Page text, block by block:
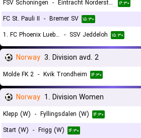
FSV Schoningen - Eintracht Norderstedt ۱۶:۳۰
FC St. Pauli II - Bremer SV ۱۵:۳۰
1. FC Phoenix Luebeck - SSV Jeddeloh ۱۵:۳۰
Norway 3. Division avd. 2
Molde FK 2 - Kvik Trondheim ۱۴:۳۰
Norway 1. Division Women
Klepp (W) - Fyllingsdalen (W) ۱۴:۳۰
Start (W) - Frigg (W) ۱۴:۳۰